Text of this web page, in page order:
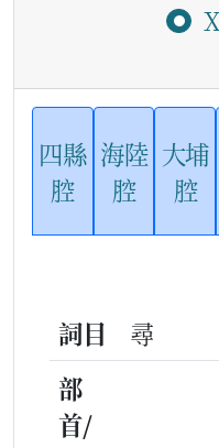
四縣
腔
海陸
腔
大埔
腔
詞目
尋
部
首/